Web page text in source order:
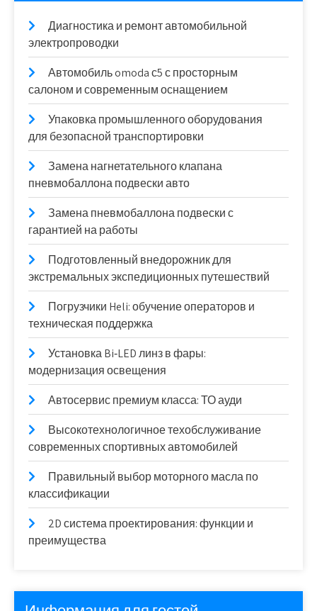
Диагностика и ремонт автомобильной
электропроводки
Автомобиль omoda с5 с просторным
салоном и современным оснащением
Упаковка промышленного оборудования
для безопасной транспортировки
Замена нагнетательного клапана
пневмобаллона подвески авто
Замена пневмобаллона подвески с
гарантией на работы
Подготовленный внедорожник для
экстремальных экспедиционных путешествий
Погрузчики Heli: обучение операторов и
техническая поддержка
Установка Bi‑LED линз в фары:
модернизация освещения
Автосервис премиум класса: ТО ауди
Высокотехнологичное техобслуживание
современных спортивных автомобилей
Правильный выбор моторного масла по
классификации
2D система проектирования: функции и
преимущества